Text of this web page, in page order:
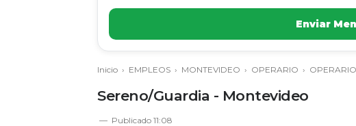
Enviar
Inicio › EMPLEOS › MONTEVIDEO › OPERARIO ›
Sereno/Guardia - Montevideo
Publicado 11:08